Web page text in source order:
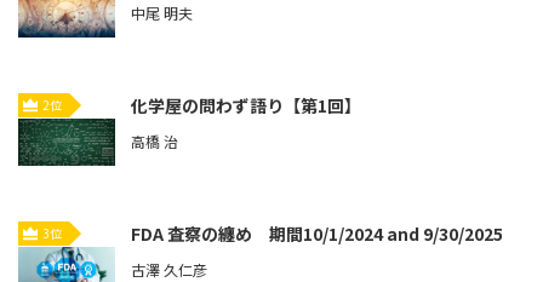
中尾 明夫
2位 化学屋の問わず語り【第1回】
高橋 治
3位 FDA 査察の纏め 期間10/1/2024 and 9/30/2025
古澤 久仁彦